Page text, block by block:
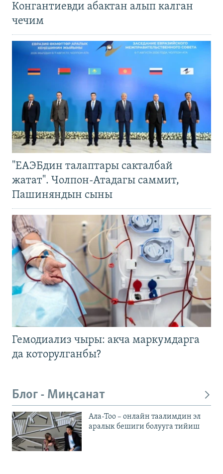
Конгантиевди абактан алып калган
чечим
"ЕАЭБдин талаптары сакталбай
жатат". Чолпон-Атадагы саммит,
Пашиняндын сыны
Гемодиализ чыры: акча маркумдарга
да которулганбы?
Блог - Миңсанат
Ала-Тоо – онлайн таалимдин эл
аралык бешиги болууга тийиш